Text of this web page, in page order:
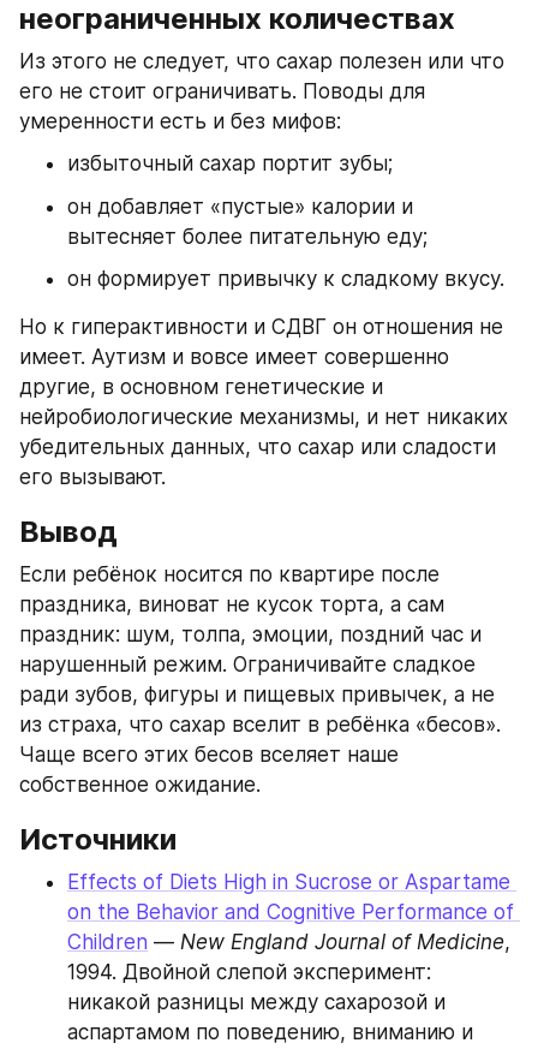
неограниченных количествах
Из этого не следует, что сахар полезен или что
его не стоит ограничивать. Поводы для
умеренности есть и без мифов:
избыточный сахар портит зубы;
он добавляет «пустые» калории и
вытесняет более питательную еду;
он формирует привычку к сладкому вкусу.
Но к гиперактивности и СДВГ он отношения не
имеет. Аутизм и вовсе имеет совершенно
другие, в основном генетические и
нейробиологические механизмы, и нет никаких
убедительных данных, что сахар или сладости
его вызывают.
Вывод
Если ребёнок носится по квартире после
праздника, виноват не кусок торта, а сам
праздник: шум, толпа, эмоции, поздний час и
нарушенный режим. Ограничивайте сладкое
ради зубов, фигуры и пищевых привычек, а не
из страха, что сахар вселит в ребёнка «бесов».
Чаще всего этих бесов вселяет наше
собственное ожидание.
Источники
Effects of Diets High in Sucrose or Aspartame
on the Behavior and Cognitive Performance of
Children — New England Journal of Medicine,
1994. Двойной слепой эксперимент:
никакой разницы между сахарозой и
аспартамом по поведению, вниманию и